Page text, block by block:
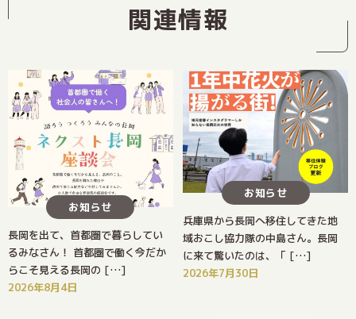
関連情報
お知らせ
長岡を出て、首都圏で暮らしてい
るみなさん！ 首都圏で働く今だか
らこそ見える長岡の […]
2026年8月4日
お知らせ
兵庫県から長岡へ移住してきた地
域おこし協力隊の中島さん。長岡
に来て驚いたのは、「 […]
2026年7月30日